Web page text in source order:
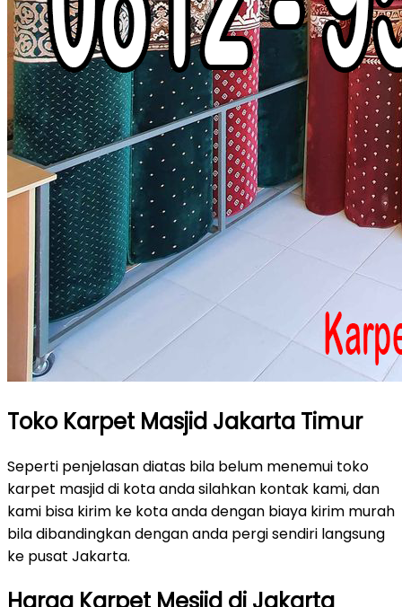
Toko Karpet Masjid Jakarta Timur
Seperti penjelasan diatas bila belum menemui toko
karpet masjid di kota anda silahkan kontak kami, dan
kami bisa kirim ke kota anda dengan biaya kirim murah
bila dibandingkan dengan anda pergi sendiri langsung
ke pusat Jakarta.
Harga Karpet Mesjid di Jakarta